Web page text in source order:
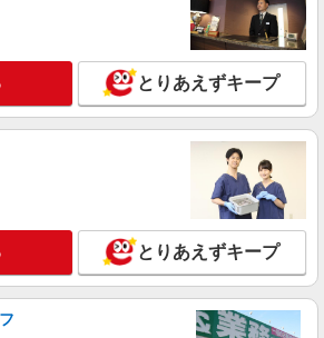
とりあえずキープ
とりあえずキープ